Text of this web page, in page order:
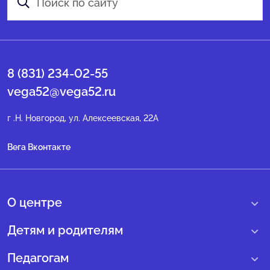
8 (831) 234-02-55
vega52@vega52.ru
г .Н. Новгород, ул. Алексеевская, 22А
Вега Вконтакте
О центре
О нас
Структура регионального центра
Детям и родителям
Учебные интенсивные сборы
Педагогам